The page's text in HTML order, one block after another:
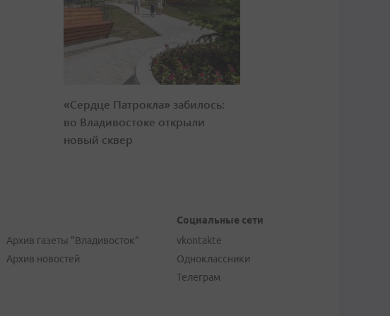
«Сердце Патрокла» забилось:
во Владивостоке открыли
новый сквер
Архив газеты "Владивосток"
Архив новостей
Социальные сети
vkontakte
Одноклассники
Телеграм